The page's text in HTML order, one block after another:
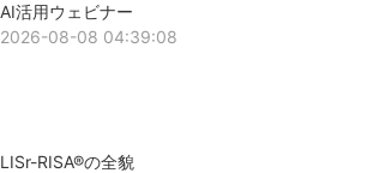
AI活用ウェビナー
2026-08-08 04:39:08
LISr-RISA®の全貌